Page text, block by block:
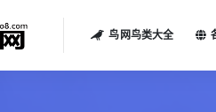
鸟网鸟类大全